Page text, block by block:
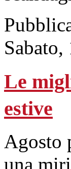
Le
estive
Agosto
una